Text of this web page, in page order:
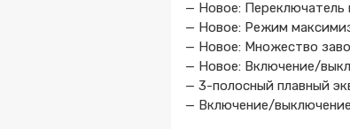
— Новое:
— Новое: Режим
— Новое: Множество
— Новое: Включение/
— 3-полосный плавный
— Включение/